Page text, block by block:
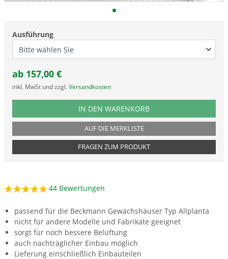
Ausführung
ab 157,00 €
inkl. MwSt und zzgl. Versandkosten
PRODUKTNUMMER ALPDF
IN DEN WARENKORB
AUF DIE MERKLISTE
FRAGEN ZUM PRODUKT
44 Bewertungen
passend für die Beckmann Gewächshäuser Typ Allplanta
nicht für andere Modelle und Fabrikate geeignet
sorgt für noch bessere Belüftung
auch nachträglicher Einbau möglich
Lieferung einschließlich Einbauteilen